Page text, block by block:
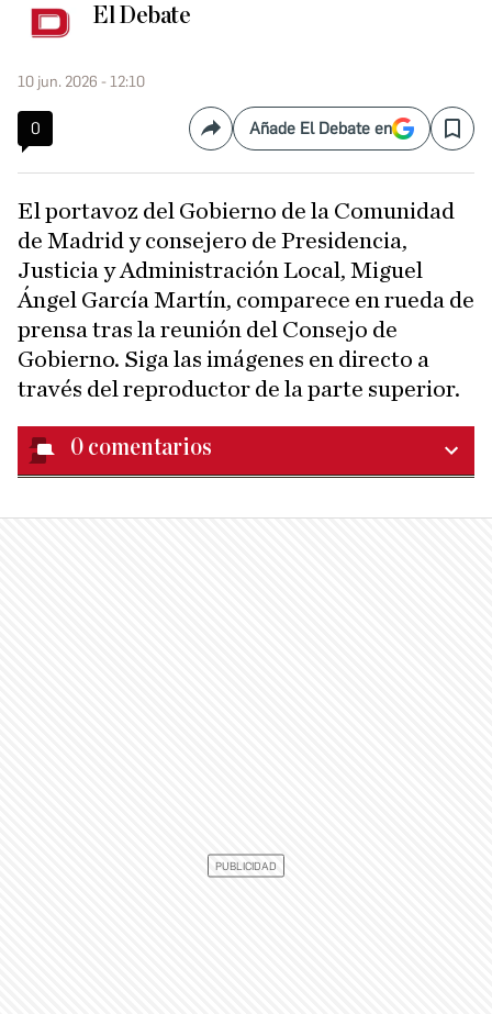
El Debate
10 jun. 2026 - 12:10
0 CompartirAñade El Debate en Save
El portavoz del Gobierno de la Comunidad
de Madrid y consejero de Presidencia,
Justicia y Administración Local, Miguel
Ángel García Martín, comparece en rueda de
prensa tras la reunión del Consejo de
Gobierno. Siga las imágenes en directo a
través del reproductor de la parte superior.
0 comentarios